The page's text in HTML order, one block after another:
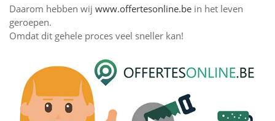
Daarom hebben wij www.offertesonline.be in het leven
geroepen.
Omdat dit gehele proces veel sneller kan!